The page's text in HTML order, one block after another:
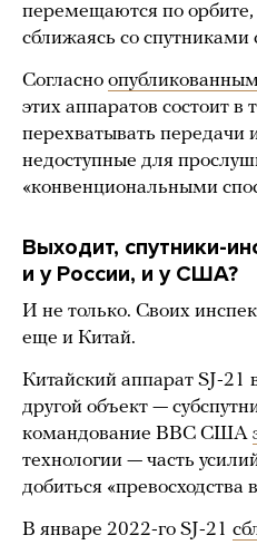
перемещаются по орбите,
сближаясь со спутниками
Согласно
этих аппаратов состоит в
перехватывать передачи
недоступные для
«конвенциональными
Выходит, спутники-
и у России, и у США?
И не только. Своих
еще и Китай.
Китайский аппарат SJ-21
другой объект —
командование ВВС США
технологии — часть
добиться «превосходства
В январе 2022-го SJ-21